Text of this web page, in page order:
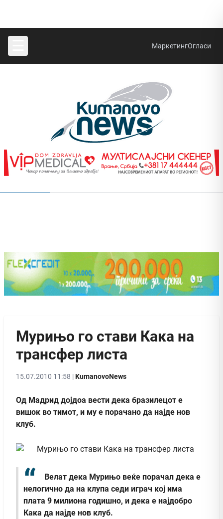
МаркетингОгласи
Мурињо го стави Кака на
трансфер листа
15.07.2010 11:58 |KumanovoNews
Од Мадрид дојдоа вести дека бразилецот е
вишок во тимот, и му е порачано да најде нов
клуб.
Велат дека Мурињо веќе порачал дека е
нелогично да на клупа седи играч кој има
плата 9 милиона годишно, и дека е најдобро
Кака да најде нов клуб.